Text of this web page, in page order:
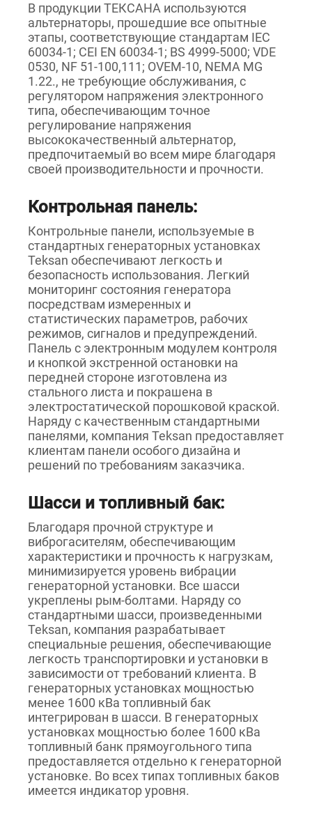
В продукции ТЕКСАНА используются
альтернаторы, прошедшие все опытные
этапы, соответствующие стандартам IEC
60034-1; CEI EN 60034-1; BS 4999-5000; VDE
0530, NF 51-100,111; OVEM-10, NEMA MG
1.22., не требующие обслуживания, с
регулятором напряжения электронного
типа, обеспечивающим точное
регулирование напряжения
высококачественный альтернатор,
предпочитаемый во всем мире благодаря
своей производительности и прочности.
Контрольная панель:
Контрольные панели, используемые в
стандартных генераторных установках
Teksan обеспечивают легкость и
безопасность использования. Легкий
мониторинг состояния генератора
посредствам измеренных и
статистических параметров, рабочих
режимов, сигналов и предупреждений.
Панель с электронным модулем контроля
и кнопкой экстренной остановки на
передней стороне изготовлена из
стального листа и покрашена в
электростатической порошковой краской.
Наряду с качественным стандартными
панелями, компания Teksan предоставляет
клиентам панели особого дизайна и
решений по требованиям заказчика.
Шасси и топливный бак:
Благодаря прочной структуре и
виброгасителям, обеспечивающим
характеристики и прочность к нагрузкам,
минимизируется уровень вибрации
генераторной установки. Все шасси
укреплены рым-болтами. Наряду со
стандартными шасси, произведенными
Teksan, компания разрабатывает
специальные решения, обеспечивающие
легкость транспортировки и установки в
зависимости от требований клиента. В
генераторных установках мощностью
менее 1600 кВа топливный бак
интегрирован в шасси. В генераторных
установках мощностью более 1600 кВа
топливный банк прямоугольного типа
предоставляется отдельно к генераторной
установке. Во всех типах топливных баков
имеется индикатор уровня.